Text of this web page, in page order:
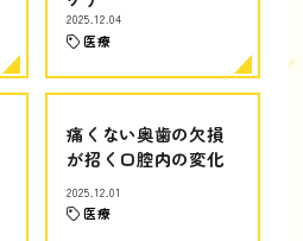
2025.12.04
医療
痛くない奥歯の欠損
が招く口腔内の変化
2025.12.01
医療